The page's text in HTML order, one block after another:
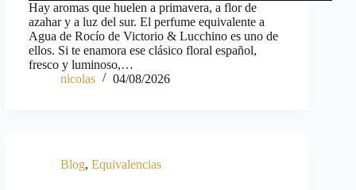
Hay aromas que huelen a primavera, a flor de
azahar y a luz del sur. El perfume equivalente a
Agua de Rocío de Victorio & Lucchino es uno de
ellos. Si te enamora ese clásico floral español,
fresco y luminoso,…
nicolas
04/08/2026
Blog, Equivalencias